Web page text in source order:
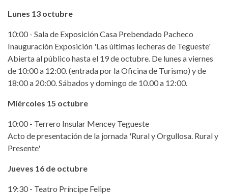
Lunes 13 octubre
10:00 - Sala de Exposición Casa Prebendado Pacheco
Inauguración Exposición 'Las últimas lecheras de Tegueste'
Abierta al público hasta el 19 de octubre. De lunes a viernes
de 10:00 a 12:00. (entrada por la Oficina de Turismo) y de
18:00 a 20:00. Sábados y domingo de 10.00 a 12:00.
Miércoles 15 octubre
10:00 - Terrero Insular Mencey Tegueste
Acto de presentación de la jornada 'Rural y Orgullosa. Rural y
Presente'
Jueves 16 de octubre
19:30 - Teatro Príncipe Felipe